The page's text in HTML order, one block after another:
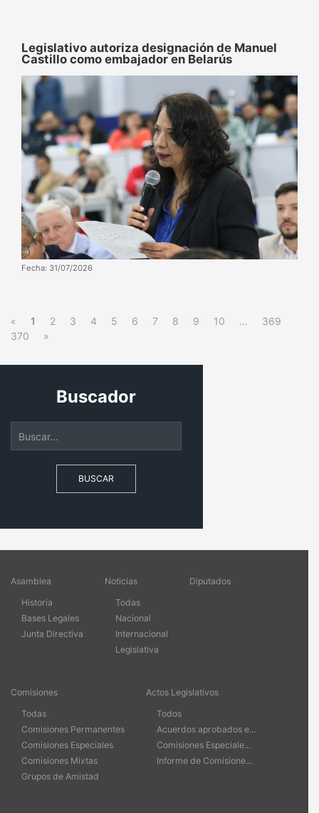
‌‎Legislativo autoriza designación de Manuel
Castillo como embajador en Belarús
Fecha: 31/07/2026
« 1 2 3 4 5 6 7 8 9 10 ...
369
370
»
Buscador
BUSCAR
Asamblea
Historia
Bases Legales
Junta Directiva
Noticias
Todas
Nacional
Internacional
Legislativa
Diputados
Comisiones
Todas
Comisiones Permanentes
Comisiones Especiales
Comisiones Mixtas
Grupos de Amistad
Actos Legislativos
Todos
Acuerdos aprobados e...
Comisiones Especiale...
Informe de Comisione...